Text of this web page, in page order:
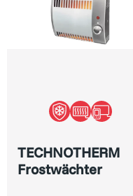
TECHNOTHERM
Frostwächter